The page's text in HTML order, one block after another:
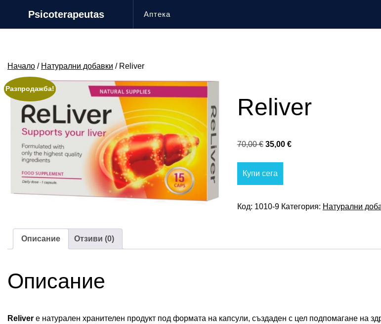
content
Psicoterapeutas Аптека
Начало / Натурални добавки / Reliver
Разпродажба!
Reliver
70,00€ Original
35,00 €Текущата
Купи сега
Код: 1010-9 Категория: Натурални
Описание Отзиви (0)
Описание
Reliver е натурален хранителен продукт под формата на капсули, създаден с цел подпомагане на